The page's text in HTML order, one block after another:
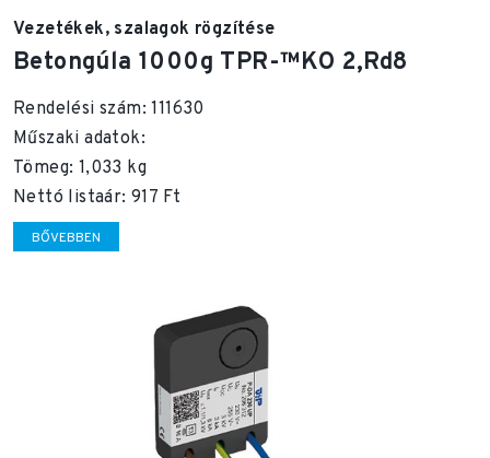
Vezetékek, szalagok rögzítése
Betongúla 1000g TPR-™KO 2,Rd8
Rendelési szám: 111630
Műszaki adatok:
Tömeg: 1,033 kg
Nettó listaár: 917 Ft
BŐVEBBEN